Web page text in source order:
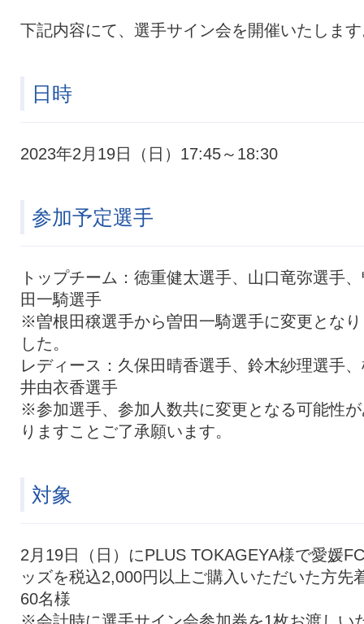
下記内容にて、選手サイン会を開催いたしま
日時
2023年2月19日（日）17:45～18:30
参加予定選手
トップチーム：徳重健太選手、山口竜弥選手
田一騎選手
※曽根田穣選手から曽田一騎選手に変更とな
した。
レディース：久保田晴香選手、鈴木紗理選手
井由衣香選手
※参加選手、参加人数共に変更となる可能性
りますことご了承願います。
対象
2月19日（日）にPLUS TOKAGEYA様で愛媛
ッズを税込2,000円以上ご購入いただいた方先
60名様